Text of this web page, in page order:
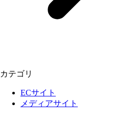
カテゴリ
ECサイト
メディアサイト